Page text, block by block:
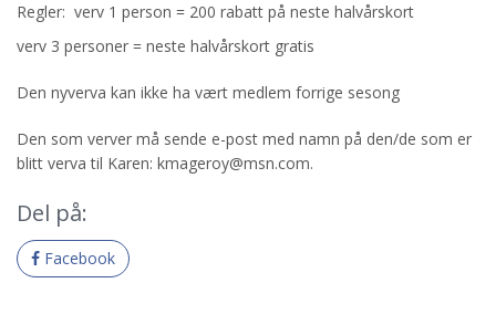
Regler: verv 1 person = 200 rabatt på neste halvårskort
verv 3 personer = neste halvårskort gratis
Den nyverva kan ikke ha vært medlem forrige sesong
Den som verver må sende e-post med namn på den/de som er
blitt verva til Karen: kmageroy@msn.com.
Del på:
Facebook